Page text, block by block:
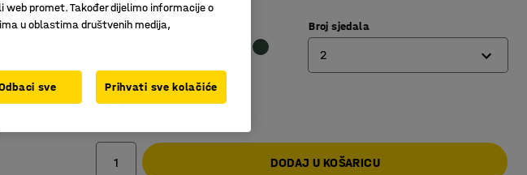
Boja:Tamno smeđa Broj sjedala
2
2.133,00 KM
DODAJ U KOŠARICU
promet. Također dijelimo informacije o
u oblastima društvenih medija,
sve Prihvati sve kolačiće